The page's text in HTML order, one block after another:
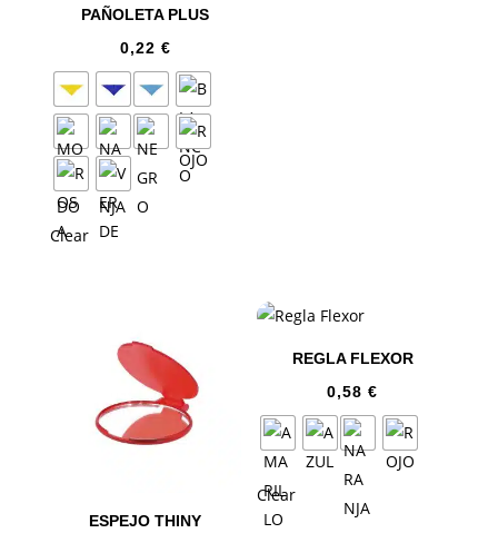
PAÑOLETA PLUS
0,22 €
Clear
ESPEJO THINY
REGLA FLEXOR
0,58€
Clear